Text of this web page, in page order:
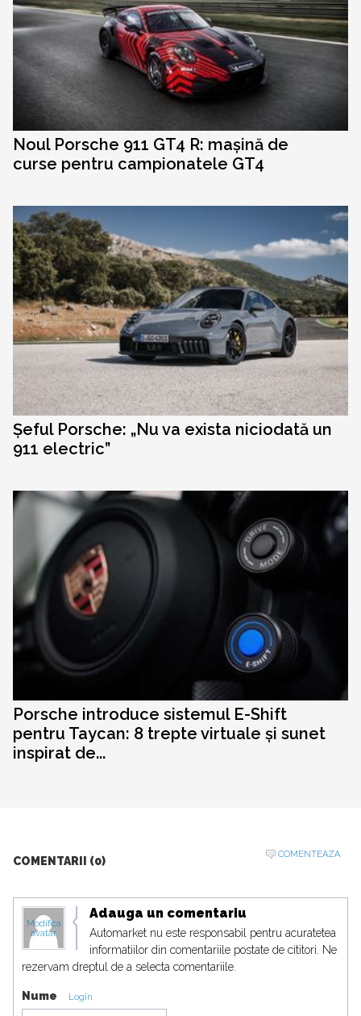
Noul Porsche 911 GT4 R: mașină de
curse pentru campionatele GT4
Șeful Porsche: „Nu va exista niciodată un
911 electric”
Porsche introduce sistemul E-Shift
pentru Taycan: 8 trepte virtuale și sunet
inspirat de...
COMENTARII (0)
COMENTEAZA
Modifica
avatar
Adauga un comentariu
Automarket nu este responsabil pentru acuratetea
informatiilor din comentariile postate de cititori. Ne
rezervam dreptul de a selecta comentariile.
Nume Login